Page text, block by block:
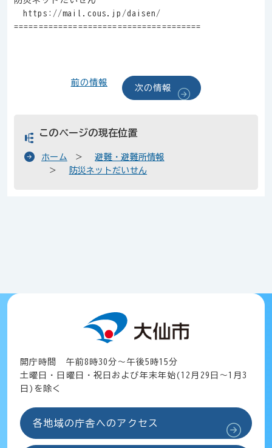
https://mail.cous.jp/daisen/
======================================
前の情報
次の情報
このページの現在位置
ホーム
避難・避難所情報
防災ネットだいせん
開庁時間 午前8時30分～午後5時15分
土曜日・日曜日・祝日および年末年始(12月29日～1月3
日)を除く
各地域の庁舎へのアクセス